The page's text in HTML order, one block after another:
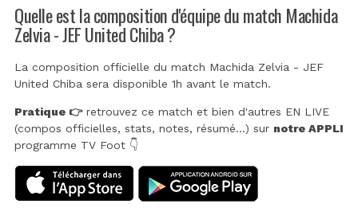
Quelle est la composition d'équipe du match Machida
Zelvia - JEF United Chiba ?
La composition officielle du match Machida Zelvia - JEF
United Chiba sera disponible 1h avant le match.
Pratique 👉retrouvez ce match et bien d'autres EN LIVE
(compos officielles, stats, notes, résumé...) sur notre APPLI
programme TV Foot 👇